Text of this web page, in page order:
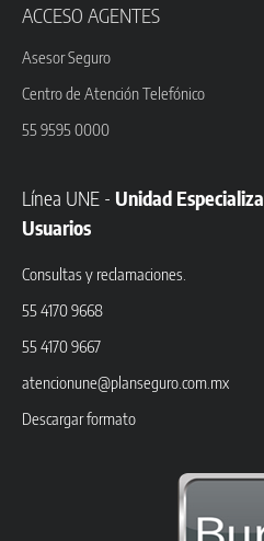
ACCESO AGENTES
Asesor Seguro
Centro de Atención Telefónico
55 9595 0000
Línea UNE - Unidad
Usuarios
Consultas y reclamaciones.
55 4170 9668
55 4170 9667
atencionune@planseguro.com.mx
Descargar formato